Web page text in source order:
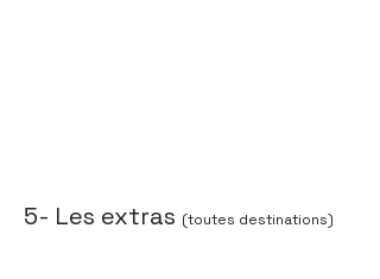
5- Les extras (toutes destinations)